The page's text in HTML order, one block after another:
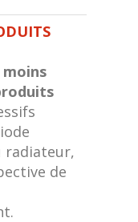
radiateur,
de